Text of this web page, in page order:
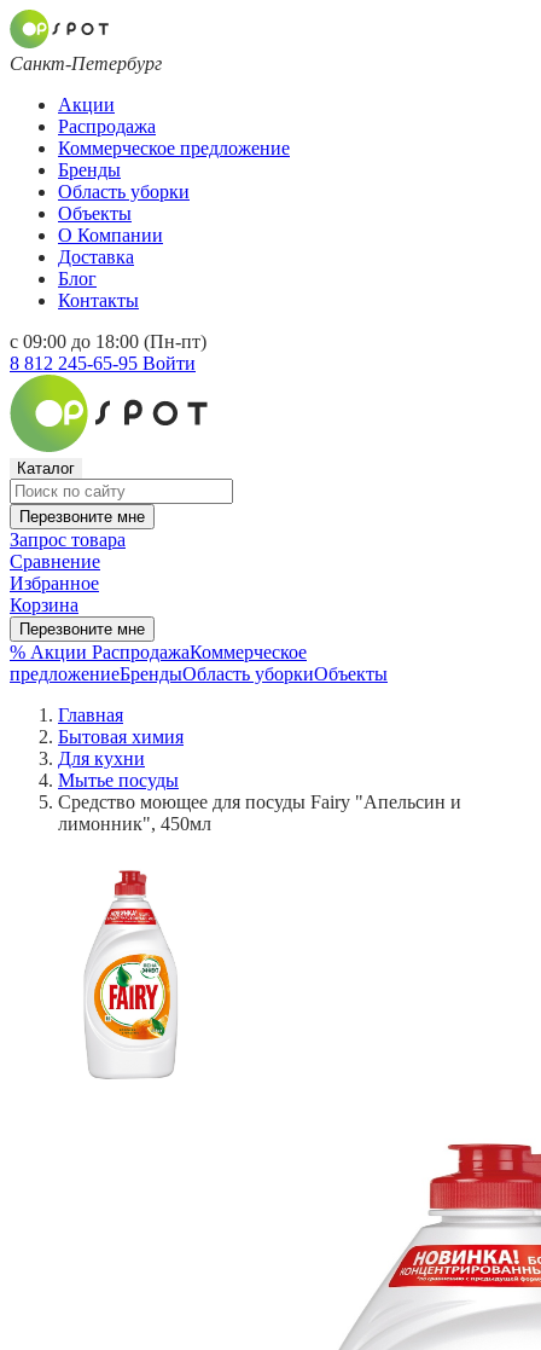
Санкт-Петербург
Акции
Распродажа
Коммерческое предложение
Бренды
Область уборки
Объекты
О Компании
Доставка
Блог
Контакты
с 09:00 до 18:00 (Пн-пт)
8 812 245-65-95 Войти
Каталог
Перезвоните мне
Запрос товара
Сравнение
Избранное
Корзина
Перезвоните мне
% Акции РаспродажаКоммерческое
предложениеБрендыОбласть уборкиОбъекты
Главная
Бытовая химия
Для кухни
Мытье посуды
Средство моющее для посуды Fairy "Апельсин и
лимонник", 450мл